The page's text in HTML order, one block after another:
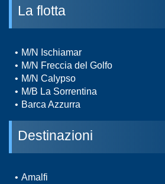
La flotta
M/N Ischiamar
M/N Freccia del Golfo
M/N Calypso
M/B La Sorrentina
Barca Azzurra
Destinazioni
Amalfi